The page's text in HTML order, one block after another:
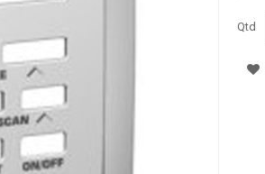
Qtd